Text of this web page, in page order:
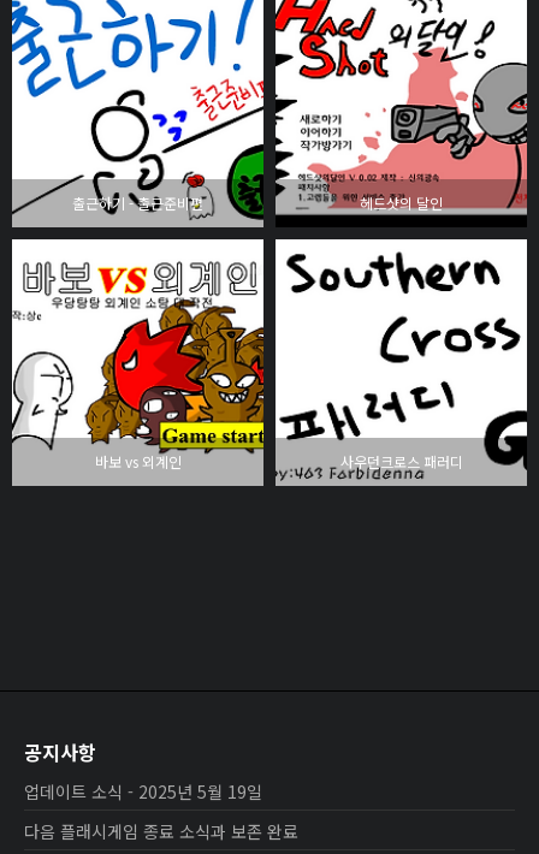
출근하기 - 출근준비편 헤드샷의 달인
바보 vs 외계인 사우던크로스 패러디
공지사항
업데이트 소식 - 2025년 5월 19일
다음 플래시게임 종료 소식과 보존 완료